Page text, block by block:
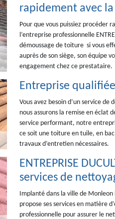
rapidement avec la
Pour que vous puissiez procéder
l’entreprise professionnelle
démoussage de toiture si vous
auprès de son siège, son équipe
engagement chez ce prestataire.
Entreprise
Vous avez besoin d’un service
nous assurons la remise en éclat
service performant, notre
ce soit une toiture en tuile, en
travaux d’entretien nécessaires.
ENTREPRISE
services de
Implanté dans la ville de Monleon
propose ses services en matière
professionnelle pour assurer le